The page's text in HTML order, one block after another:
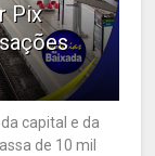
Pix
capital e da
de 10 mil